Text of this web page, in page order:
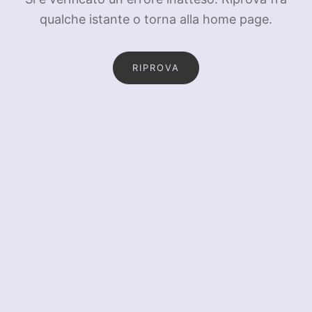
qualche istante o torna alla home page.
RIPROVA